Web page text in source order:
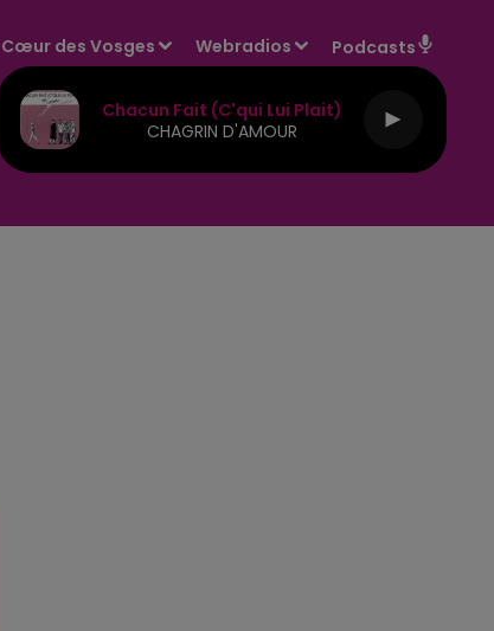
Cœur des Vosges Webradios Podcasts
Chacun Fait (c'qui Lui Plait)
CHAGRIN D'AMOUR